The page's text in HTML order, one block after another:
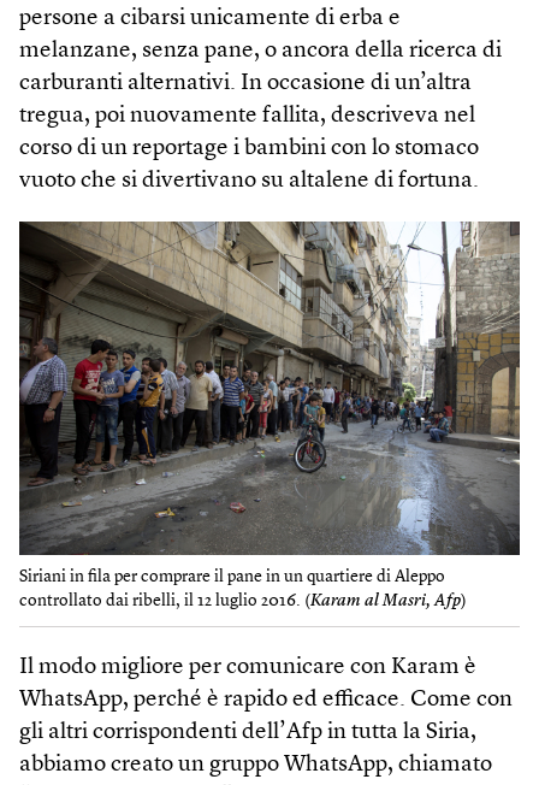
persone a cibarsi unicamente di erba e
melanzane, senza pane, o ancora della ricerca di
carburanti alternativi. In occasione di un’altra
tregua, poi nuovamente fallita, descriveva nel
corso di un reportage i bambini con lo stomaco
vuoto che si divertivano su altalene di fortuna.
Siriani in fila per comprare il pane in un quartiere di Aleppo
controllato dai ribelli, il 12 luglio 2016. (Karam al Masri, Afp)
Il modo migliore per comunicare con Karam è
WhatsApp, perché è rapido ed efficace. Come con
gli altri corrispondenti dell’Afp in tutta la Siria,
abbiamo creato un gruppo WhatsApp, chiamato